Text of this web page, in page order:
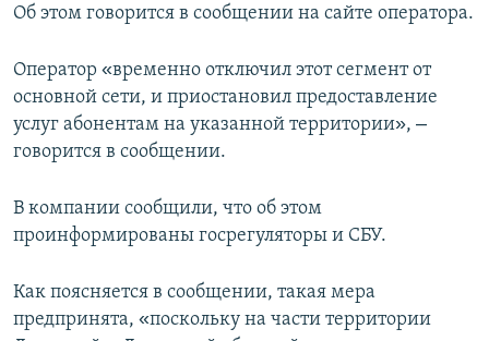
Об этом говорится в сообщении на сайте оператора.
Оператор «временно отключил этот сегмент от
основной сети, и приостановил предоставление
услуг абонентам на указанной территории», –
говорится в сообщении.
В компании сообщили, что об этом
проинформированы госрегуляторы и СБУ.
Как поясняется в сообщении, такая мера
предпринята, «поскольку на части территории